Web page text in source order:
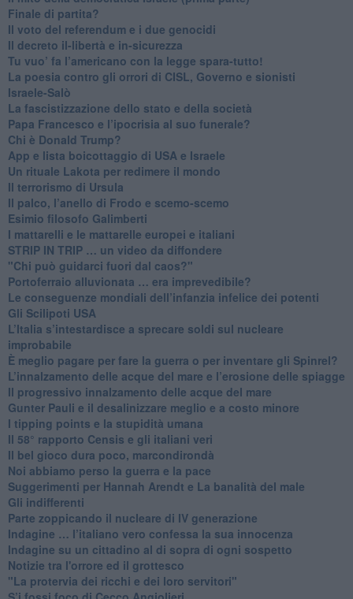
​Finale di partita?
​Il voto del referendum e i due genocidi
Il decreto il-libertà e in-sicurezza
Tu vuo’ fa l’americano con la legge spara-tutto!
La poesia contro gli orrori di CISL, Governo e sionisti
Israele-Salò
​La fascistizzazione dello stato e della società
Papa Francesco e l’ipocrisia al suo funerale?
​Chi è Donald Trump?
App e lista boicottaggio di USA e Israele
​Un rituale Lakota per redimere il mondo
Il terrorismo di Ursula
​Il palco, l’anello di Frodo e scemo-scemo
Esimio filosofo Galimberti
​I mattarelli e le mattarelle europei e italiani
​STRIP IN TRIP … un video da diffondere
"Chi può guidarci fuori dal caos?"
​Portoferraio alluvionata … era imprevedibile?
Le conseguenze mondiali dell’infanzia infelice dei potenti
​Gli Scilipoti USA
L’Italia s’intestardisce a sprecare soldi sul nucleare
improbabile
È meglio pagare per fare la guerra o per inventare gli Spinrel?
​L’innalzamento delle acque del mare e l’erosione delle spiagge
​Il progressivo innalzamento delle acque del mare
​Gunter Pauli e il desalinizzare meglio e a costo minore
I tipping points e la stupidità umana
​Il 58° rapporto Censis e gli italiani veri
​Il bel gioco dura poco, marcondirondà
Noi abbiamo perso la guerra e la pace
Suggerimenti per Hannah Arendt e La banalità del male
​Gli indifferenti
Parte zoppicando il nucleare di IV generazione
​Indagine … l’italiano vero confessa la sua innocenza
Indagine su un cittadino al di sopra di ogni sospetto
Notizie tra l'orrore ed il grottesco
"La protervia dei ricchi e dei loro servitori"